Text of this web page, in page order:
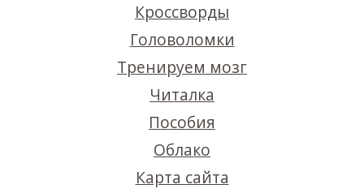
Кроссворды
Головоломки
Тренируем мозг
Читалка
Пособия
Облако
Карта сайта